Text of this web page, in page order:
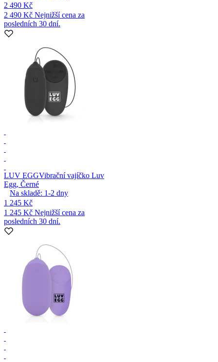
2 490 Kč
2 490 Kč Nejnižší cena za
posledních 30 dní.
LUV EGGVibrační vajíčko Luv
Egg, Černé
Na skladě: 1-2 dny
1 245 Kč
1 245 Kč Nejnižší cena za
posledních 30 dní.